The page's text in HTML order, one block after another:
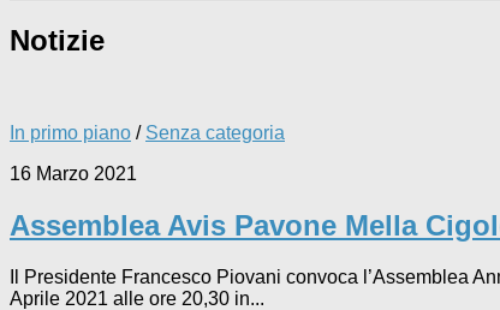
Notizie
In primo piano / Senza categoria
16 Marzo 2021
Assemblea Avis Pavone Mella
Il Presidente Francesco Piovani convoca l’Assemblea
Aprile 2021 alle ore 20,30 in...